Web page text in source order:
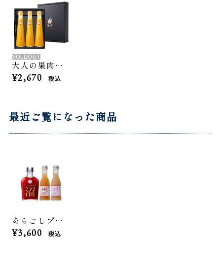
SOLDOUT
大人の果肉のドレッシング「みかん」3本セット
¥2,670 税込
最近ご覧になった商品
あらごしプチギフトセット【クーポン有】
¥3,600 税込